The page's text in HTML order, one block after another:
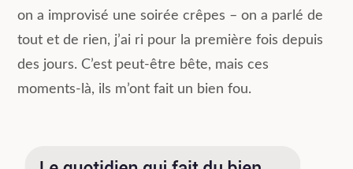
on a improvisé une soirée crêpes – on a parlé de
tout et de rien, j’ai ri pour la première fois depuis
des jours. C’est peut-être bête, mais ces
moments-là, ils m’ont fait un bien fou.